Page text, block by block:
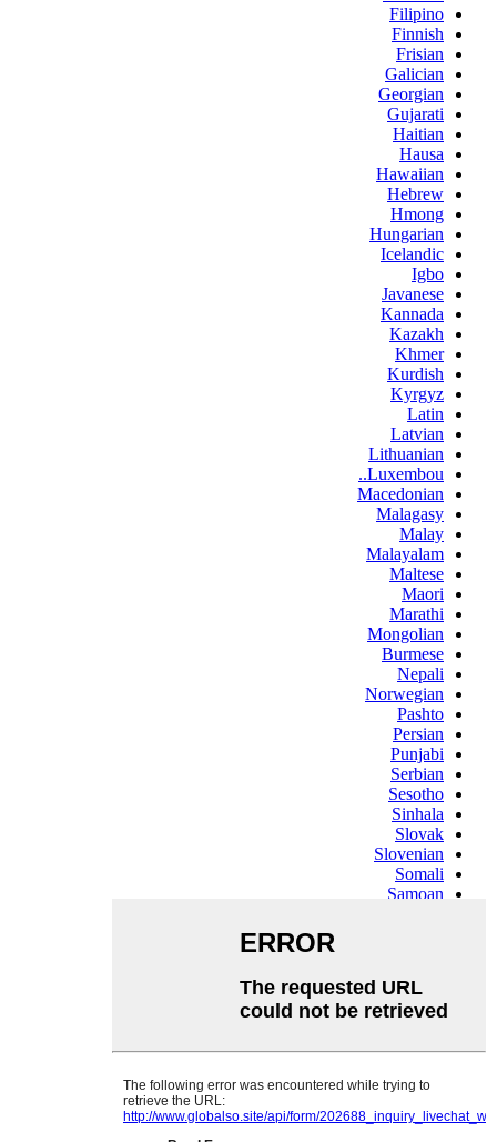
Filipino
Finnish
Frisian
Galician
Georgian
Gujarati
Haitian
Hausa
Hawaiian
Hebrew
Hmong
Hungarian
Icelandic
Igbo
Javanese
Kannada
Kazakh
Khmer
Kurdish
Kyrgyz
Latin
Latvian
Lithuanian
Luxembou..
Macedonian
Malagasy
Malay
Malayalam
Maltese
Maori
Marathi
Mongolian
Burmese
Nepali
Norwegian
Pashto
Persian
Punjabi
Serbian
Sesotho
Sinhala
Slovak
Slovenian
Somali
Samoan
Swahili
Tajik
Telugu
Ukrainian
Urdu